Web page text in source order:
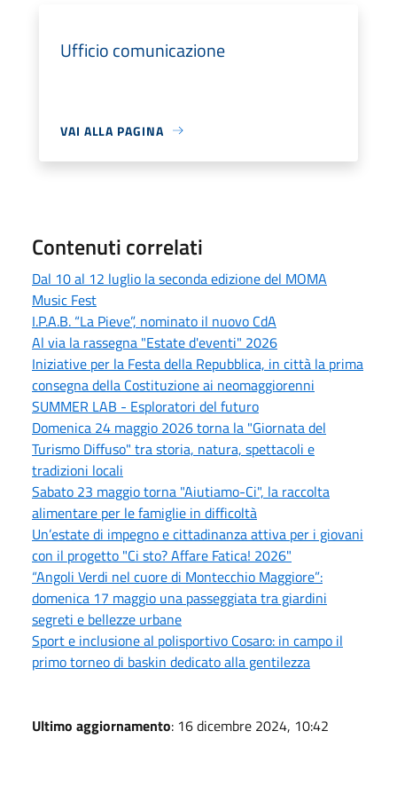
Ufficio comunicazione
VAI ALLA PAGINA
Contenuti correlati
Dal 10 al 12 luglio la seconda edizione del MOMA
Music Fest
I.P.A.B. “La Pieve”, nominato il nuovo CdA
Al via la rassegna "Estate d'eventi" 2026
Iniziative per la Festa della Repubblica, in città la prima
consegna della Costituzione ai neomaggiorenni
SUMMER LAB - Esploratori del futuro
Domenica 24 maggio 2026 torna la "Giornata del
Turismo Diffuso" tra storia, natura, spettacoli e
tradizioni locali
Sabato 23 maggio torna "Aiutiamo-Ci", la raccolta
alimentare per le famiglie in difficoltà
Un’estate di impegno e cittadinanza attiva per i giovani
con il progetto "Ci sto? Affare Fatica! 2026"
“Angoli Verdi nel cuore di Montecchio Maggiore”:
domenica 17 maggio una passeggiata tra giardini
segreti e bellezze urbane
Sport e inclusione al polisportivo Cosaro: in campo il
primo torneo di baskin dedicato alla gentilezza
Ultimo aggiornamento: 16 dicembre 2024, 10:42